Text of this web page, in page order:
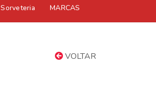
Sorveteria MARCAS
VOLTAR